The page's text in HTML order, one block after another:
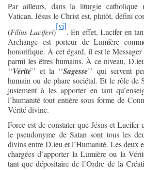
Par ailleurs, dans la liturgie catholique
Vatican, Jésus le Christ est, plutôt, défini
(Filius Luciferi)
[vi]
. En effet, Lucifer en
Archange est porteur de Lumière
honorifique. À cet égard, il est le
parmi les êtres humains. À ce niveau,
‘‘Vérité’’ et la ‘‘Sagesse’’ qui servent
humain ou de phare sociétal. Et le rôle de
justement à les apporter en tant
l’humanité tout entière sous forme de
Vérité divine.
Force est de constater que Jésus et Lucifer
le pseudonyme de Satan sont tous les
divins entre D.ieu et l’Humanité. Les deux
chargées d’apporter la Lumière ou la
tant que dépositaire de l’Ordre de la